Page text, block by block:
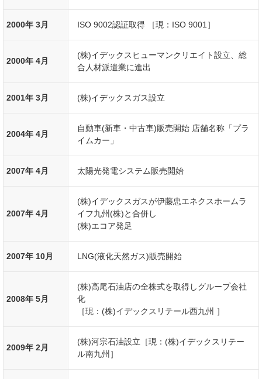
2000年 3月 ISO 9002認証取得 ［現：ISO 9001］
2000年 4月
(株)イデックスヒューマンクリエイト設立、総
合人材派遣業に進出
2001年 3月 (株)イデックスガス設立
2004年 4月
自動車(新車・中古車)販売開始 店舗名称「プラ
イムカー」
2007年 4月 太陽光発電システム販売開始
2007年 4月
(株)イデックスガスが伊藤忠エネクスホームラ
イフ九州(株)と合併し
(株)エコア発足
2007年 10月 LNG(液化天然ガス)販売開始
2008年 5月
(株)高尾石油店の全株式を取得しグループ会社
化
［現：(株)イデックスリテール西九州 ］
2009年 2月
(株)河宗石油設立［現：(株)イデックスリテー
ル南九州］